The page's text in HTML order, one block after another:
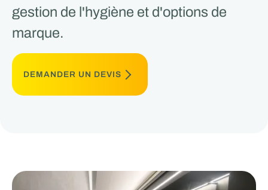
gestion de l'hygiène et d'options de
marque.
DEMANDER UN DEVIS